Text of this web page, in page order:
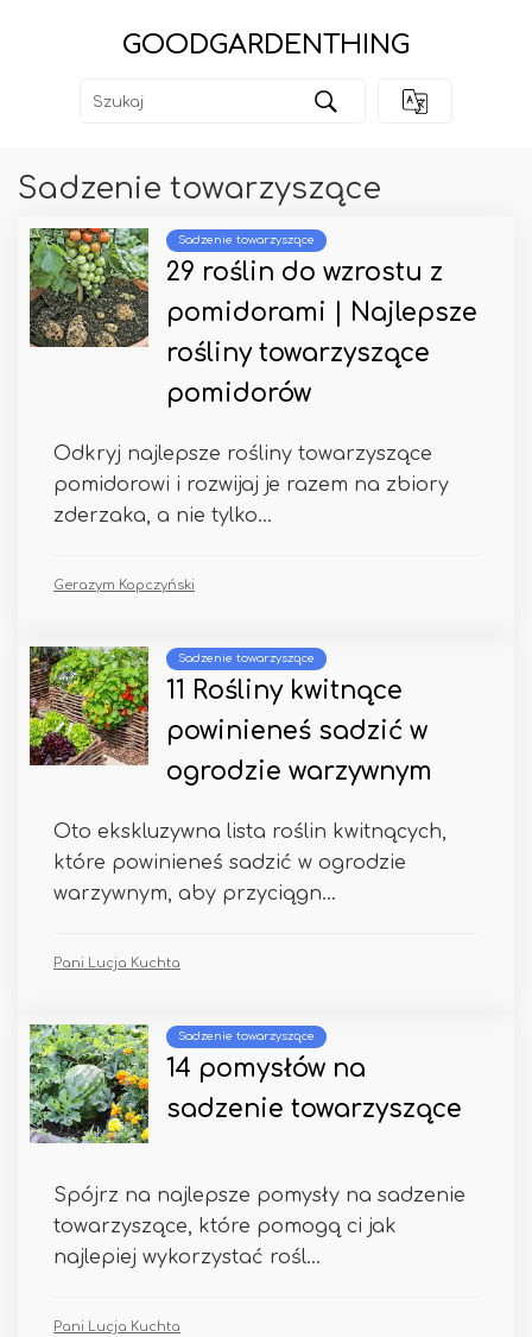
GOODGARDENTHING
Sadzenie towarzyszące
Sadzenie towarzyszące
29 roślin do wzrostu z
pomidorami | Najlepsze
rośliny towarzyszące
pomidorów
Odkryj najlepsze rośliny towarzyszące
pomidorowi i rozwijaj je razem na zbiory
zderzaka, a nie tylko...
Gerazym Kopczyński
Sadzenie towarzyszące
11 Rośliny kwitnące
powinieneś sadzić w
ogrodzie warzywnym
Oto ekskluzywna lista roślin kwitnących,
które powinieneś sadzić w ogrodzie
warzywnym, aby przyciągn...
Pani Lucja Kuchta
Sadzenie towarzyszące
14 pomysłów na
sadzenie towarzyszące
Spójrz na najlepsze pomysły na sadzenie
towarzyszące, które pomogą ci jak
najlepiej wykorzystać rośl...
Pani Lucja Kuchta